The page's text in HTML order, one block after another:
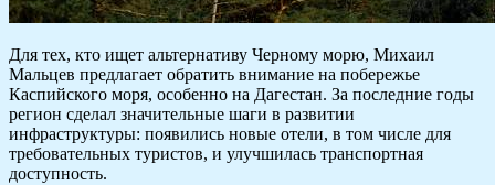
Для тех, кто ищет альтернативу Черному морю, Михаил
Мальцев предлагает обратить внимание на побережье
Каспийского моря, особенно на Дагестан. За последние годы
регион сделал значительные шаги в развитии
инфраструктуры: появились новые отели, в том числе для
требовательных туристов, и улучшилась транспортная
доступность.